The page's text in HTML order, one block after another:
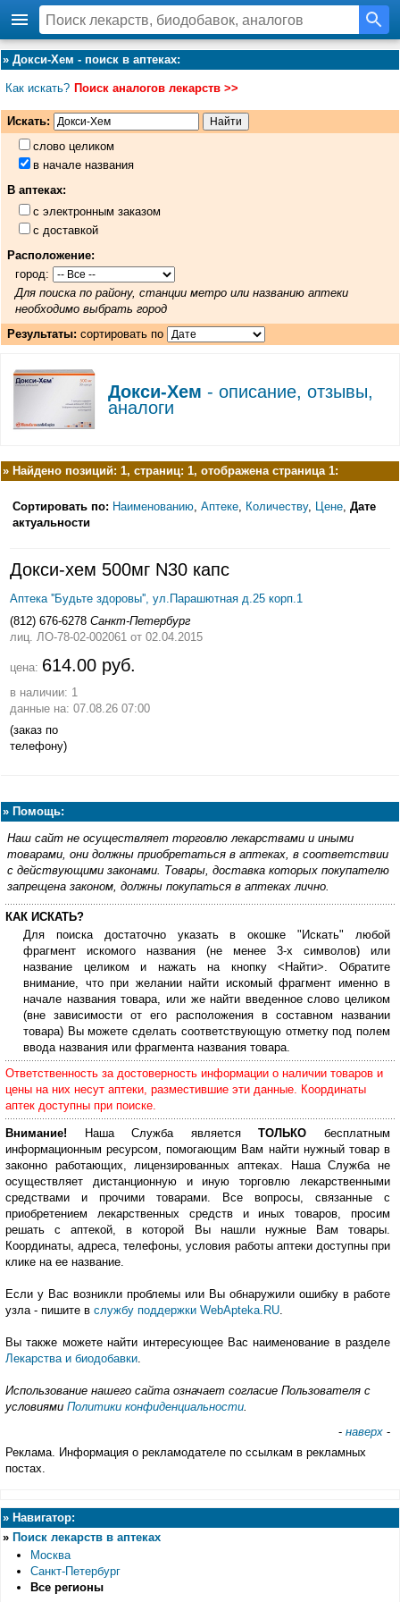
» Докси-Хем - поиск в аптеках:
Как искать? Поиск аналогов лекарств >>
Искать:
слово целиком
в начале названия
В аптеках:
с электронным заказом
с доставкой
Расположение:
город:
Для поиска по району, станции метро или названию аптеки
необходимо выбрать город
Результаты: сортировать по
Докси-Хем - описание, отзывы,
аналоги
» Найдено позиций: 1, страниц: 1, отображена страница 1:
Сортировать по: Наименованию Аптеке Количеству, Цене Дате
актуальности
Докси-хем 500мг N30 капс
Аптека ''Будьте здоровы'', ул.Парашютная д.25 корп.1
(812) 676-6278 Санкт-Петербург
лиц. ЛО-78-02-002061 от 02.04.2015
цена: 614.00 руб.
в наличии: 1
данные на: 07.08.26 07:00
(заказ по
телефону)
» Помощь:
Наш сайт не осуществляет торговлю лекарствами и иными
товарами, они должны приобретаться в аптеках, в соответствии
с действующими законами. Товары, доставка которых покупателю
запрещена законом, должны покупаться в аптеках лично.
КАК ИСКАТЬ?
Для поиска достаточно указать в окошке "Искать" любой
фрагмент искомого названия (не менее 3-х символов) или
название целиком и нажать на кнопку <Найти>. Обратите
внимание, что при желании найти искомый фрагмент именно в
начале названия товара, или же найти введенное слово целиком
(вне зависимости от его расположения в составном названии
товара) Вы можете сделать соответствующую отметку под полем
ввода названия или фрагмента названия товара.
Ответственность за достоверность информации о наличии товаров и
цены на них несут аптеки, разместившие эти данные. Координаты
аптек доступны при поиске.
Внимание! Наша Служба являетсяТОЛЬКО бесплатным
информационным ресурсом, помогающим Вам найти нужный товар в
законно работающих, лицензированных аптеках. Наша Служба не
осуществляет дистанционную и иную торговлю лекарственными
средствами и прочими товарами. Все вопросы, связанные с
приобретением лекарственных средств и иных товаров, просим
решать с аптекой, в которой Вы нашли нужные Вам товары.
Координаты, адреса, телефоны, условия работы аптеки доступны при
клике на ее название.
Если у Вас возникли проблемы или Вы обнаружили ошибку в работе
узла - пишите в службу поддержки WebApteka.RU
Вы также можете найти интересующее Вас наименование в разделе
Лекарства и биодобавки
Использование нашего сайта означает согласие Пользователя с
условиями Политики конфиденциальности
- наверх -
Реклама. Информация о рекламодателе по ссылкам в рекламных
постах.
» Навигатор:
» Поиск лекарств в аптеках
Москва
Санкт-Петербург
Все регионы